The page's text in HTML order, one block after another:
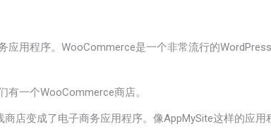
用程序。WooCommerce是一个非常流行的
一个WooCommerce商店。
店变成了电子商务应用程序。像AppMySite这样的应用